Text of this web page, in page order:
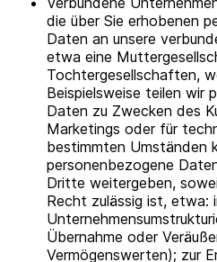
die über Sie erhobenen
Daten an unsere
etwa eine
Tochtergesellschaften,
Beispielsweise teilen wir
Daten zu Zwecken des
Marketings oder für
bestimmten Umständen
personenbezogene
Dritte weitergeben,
Recht zulässig ist, etwa:
Übernahme oder
Vermögenswerten); zur